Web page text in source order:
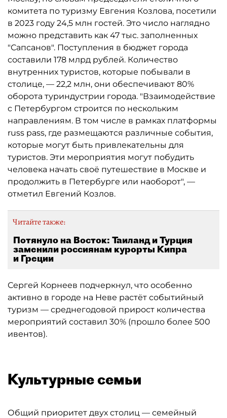
комитета по туризму Евгения Козлова, посетили
в 2023 году 24,5 млн гостей. Это число наглядно
можно представить как 47 тыс. заполненных
"Сапсанов". Поступления в бюджет города
составили 178 млрд рублей. Количество
внутренних туристов, которые побывали в
столице, — 22,2 млн, они обеспечивают 80%
оборота туриндустрии города. "Взаимодействие
с Петербургом строится по нескольким
направлениям. В том числе в рамках платформы
russ pass, где размещаются различные события,
которые могут быть привлекательны для
туристов. Эти мероприятия могут побудить
человека начать своё путешествие в Москве и
продолжить в Петербурге или наоборот", —
отметил Евгений Козлов.
Читайте также:
Потянуло на Восток: Таиланд и Турция
заменили россиянам курорты Кипра
и Греции
Сергей Корнеев подчеркнул, что особенно
активно в городе на Неве растёт событийный
туризм — среднегодовой прирост количества
мероприятий составил 30% (прошло более 500
ивентов).
Культурные семьи
Общий приоритет двух столиц — семейный